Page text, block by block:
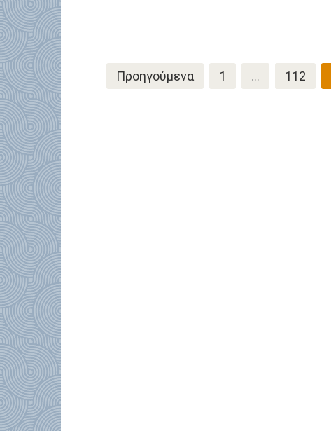
Σελιδοποίηση
άρθρων
Προηγούμενα 1 … 112